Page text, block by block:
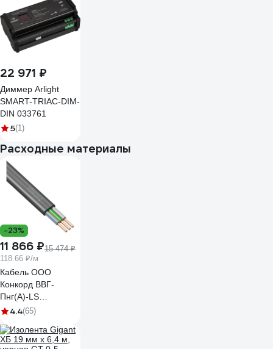
22 971 ₽
Диммер Arlight
SMART-TRIAC-DIM-
DIN 033761
5(1)
Расходные материалы
-23%
11 866 ₽15 474 ₽
118.66 ₽/м
Кабель ООО
Конкорд ВВГ-
Пнг(А)-LS
3x2,5ок(N, PE) -
100м 4663
4.4(65)